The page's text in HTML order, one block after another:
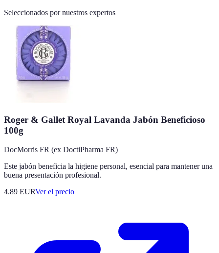
Seleccionados por nuestros expertos
Roger & Gallet Royal Lavanda Jabón Beneficioso
100g
DocMorris FR (ex DoctiPharma FR)
Este jabón beneficia la higiene personal, esencial para mantener una
buena presentación profesional.
4.89 EURVer el precio